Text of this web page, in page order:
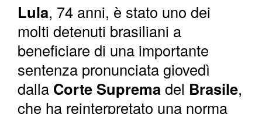
Lula, 74 anni, è stato uno dei
molti detenuti brasiliani a
beneficiare di una importante
sentenza pronunciata giovedì
dalla Corte Supremadel Brasile,
che ha reinterpretato una norma